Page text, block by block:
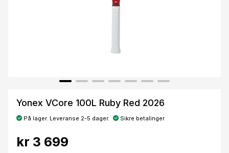
Yonex VCore 100L Ruby Red 2026
På lager. Leveranse 2-5 dager. Sikre betalinger
kr 3 699